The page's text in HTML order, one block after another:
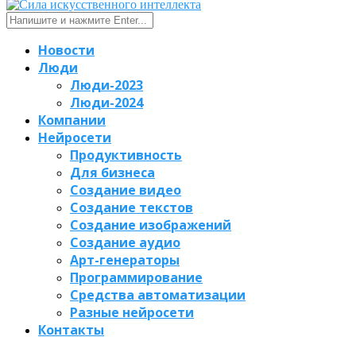
Новости
Люди
Люди-2023
Люди-2024
Компании
Нейросети
Продуктивность
Для бизнеса
Создание видео
Создание текстов
Создание изображений
Создание аудио
Арт-генераторы
Программирование
Средства автоматизации
Разные нейросети
Контакты